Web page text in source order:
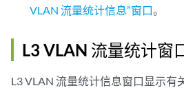
VLAN 流量统计信息”窗口。
L3 VLAN 流量统计窗
L3 VLAN 流量统计信息窗口显示有